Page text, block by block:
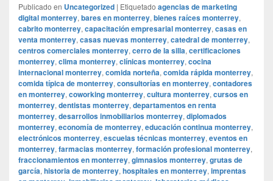
Publicado en Uncategorized | Etiquetado agencias de marketing
digital monterrey, bares en monterrey, bienes raíces monterrey,
cabrito monterrey, capacitación empresarial monterrey, casas en
venta monterrey, casas nuevas monterrey, catedral de monterrey,
centros comerciales monterrey, cerro de la silla, certificaciones
monterrey, clima monterrey, clínicas monterrey, cocina
internacional monterrey, comida norteña, comida rápida monterrey,
comida típica de monterrey, consultorías en monterrey, contadores
en monterrey, coworking monterrey, cultura monterrey, cursos en
monterrey, dentistas monterrey, departamentos en renta
monterrey, desarrollos inmobiliarios monterrey, diplomados
monterrey, economía de monterrey, educación continua monterrey,
electrónicos monterrey, escuelas técnicas monterrey, eventos en
monterrey, farmacias monterrey, formación profesional monterrey,
fraccionamientos en monterrey, gimnasios monterrey, grutas de
garcía, historia de monterrey, hospitales en monterrey, imprentas